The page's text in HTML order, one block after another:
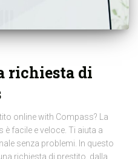
richiesta di
online with Compass? La
facile e veloce. Ti aiuta a
senza problemi. In questo
richiesta di prestito, dalla